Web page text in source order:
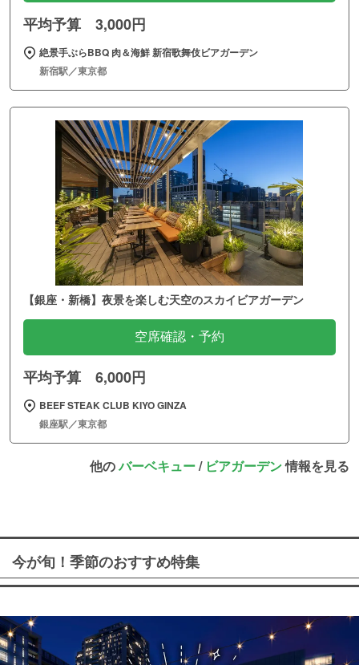
平均予算 3,000円
絶景手ぶらBBQ 肉＆海鮮 新宿歌舞伎ビアガーデン
新宿駅／東京都
【銀座・新橋】夜景を楽しむ天空のスカイビアガーデン
空席確認・予約
平均予算 6,000円
BEEF STEAK CLUB KIYO GINZA
銀座駅／東京都
他のバーベキュー/ ビアガーデン情報を見る
今が旬！季節のおすすめ特集